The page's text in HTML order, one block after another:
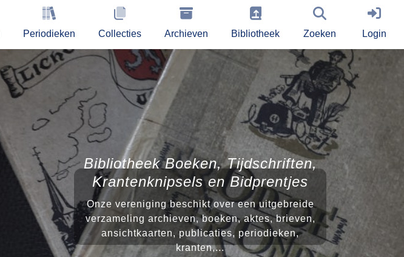
Periodieken Collecties Archieven Bibliotheek Zoeken Login
Bibliotheek Boeken, Tijdschriften,
Krantenknipsels en Bidprentjes
Onze vereniging beschikt over een uitgebreide
verzameling archieven, boeken, aktes, brieven,
ansichtkaarten, publicaties, periodieken,
kranten,...